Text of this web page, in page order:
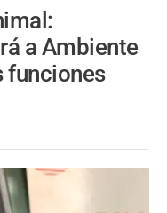
a Ambiente
funciones